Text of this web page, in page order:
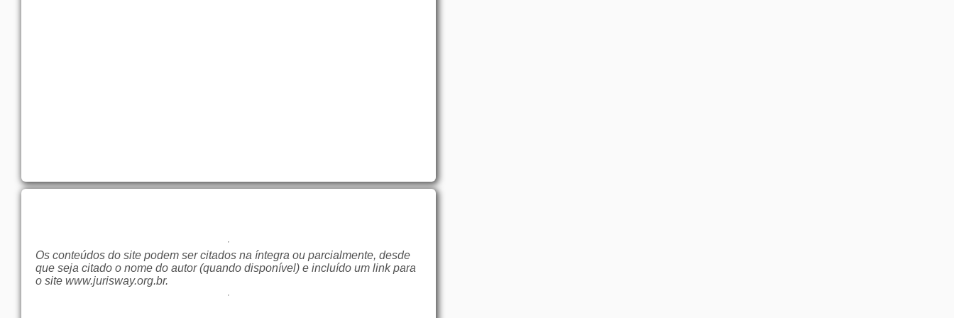
Os conteúdos do site podem ser citados na íntegra ou parcialmente, desde
que seja citado o nome do autor (quando disponível) e incluído um link para
o site www.jurisway.org.br.